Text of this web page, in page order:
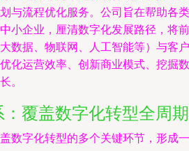
与流程优化服务。公司旨在帮助各类
小企业，厘清数字化发展路径，将前
数据、物联网、人工智能等）与客户
化运营效率、创新商业模式、挖掘数
。
覆盖数字化转型全周期
数字化转型的多个关键环节，形成一